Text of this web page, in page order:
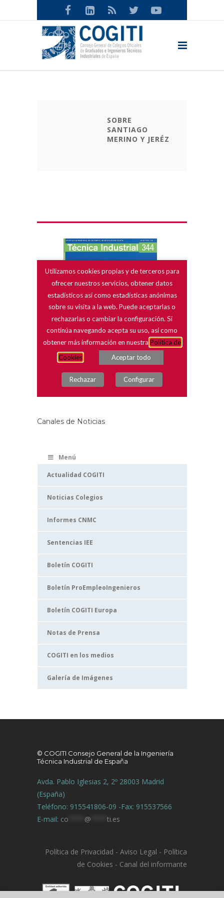
SOBRE
SANTIAGO
MERINO Y JERÉZ
Canales de Noticias
Menú
Actualidad COGITI
Noticias Colegios
Informes CNMC
Sentencias IEE
Boletín COGITI
Boletín ProEmpleoIngenieros
Boletín COGITI Europa
Notas de Prensa
COGITI en los medios
Galería de Imágenes
© COGITI Consejo General de la Ingeniería
Técnica Industrial de España
Avda. Pablo Iglesias 2, 2º 28003 Madrid
(España)
Teléfono: 915541806-09 -Fax: 915537566
E-mail: co @ ti.es
Política de Privacidad - Aviso Legal - Política
de Cookies - Canal del informante